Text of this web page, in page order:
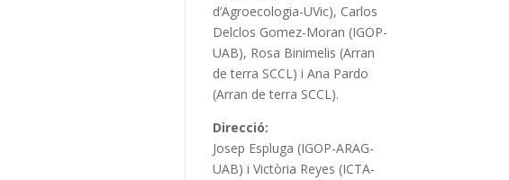
d’Agroecologia-UVic), Carlos
Delclos Gomez-Moran (IGOP-
UAB), Rosa Binimelis (Arran
de terra SCCL) i Ana Pardo
(Arran de terra SCCL).
Direcció:
Josep Espluga (IGOP-ARAG-
UAB) i Victòria Reyes (ICTA-